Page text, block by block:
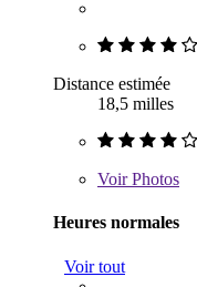
Distance estimée
18,5 milles
VoirPhotos
Heures normales
Voir tout